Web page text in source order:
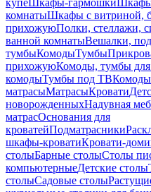
купеШкафы-гармошки
комнатыШкафы с витриной,
прихожуюПолки, стеллажи,
ванной комнатыВешалки,
тумбыКомодыТумбы
прихожуюКомоды, тумбы
комодыТумбы под ТВКомоды
матрасыМатрасыКровати
новорожденныхНадувная
матрасОснования для
кроватейПодматрасники
шкафы-кроватиКровати-
столыБарные столыСтолы
компьютерныеДетские столы
столыСадовые столы